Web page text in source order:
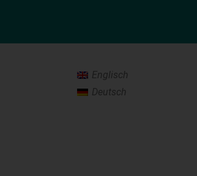
Englisch
Deutsch